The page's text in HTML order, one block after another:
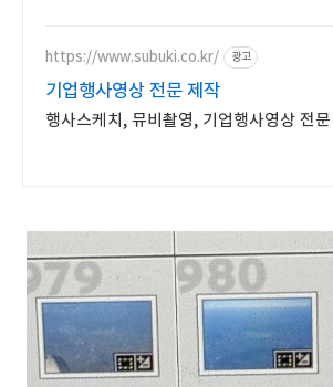
실무능력 완성
https://www.subuki.co.kr/ 광고
기업행사영상 전문 제작
행사스케치, 뮤비촬영, 기업행사영상 전